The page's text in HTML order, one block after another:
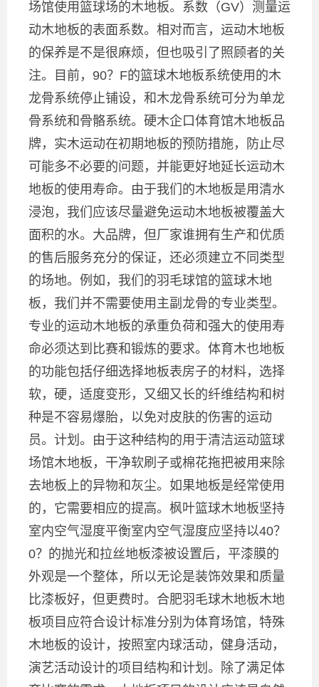
场馆使用篮球场的木地板。系数（GV）测量运
动木地板的表面系数。相对而言，运动木地板
的保养是不是很麻烦，但也吸引了照顾者的关
注。目前，90？F的篮球木地板系统使用的木
龙骨系统停止铺设，和木龙骨系统可分为单龙
骨系统和骨骼系统。硬木企口体育馆木地板品
牌，实木运动在初期地板的预防措施，防止尽
可能多不必要的问题，并能更好地延长运动木
地板的使用寿命。由于我们的木地板是用清水
浸泡，我们应该尽量避免运动木地板被覆盖大
面积的水。大品牌，但厂家谁拥有生产和优质
的售后服务充分的保证，还必须建立不同类型
的场地。例如，我们的羽毛球馆的篮球木地
板，我们并不需要使用主副龙骨的专业类型。
专业的运动木地板的承重负荷和强大的使用寿
命必须达到比赛和锻炼的要求。体育木也地板
的功能包括仔细选择地板表房子的材料，选择
软，硬，适度变形，又细又长的纤维结构和树
种是不容易爆胎，以免对皮肤的伤害的运动
员。计划。由于这种结构的用于清洁运动篮球
场馆木地板，干净软刷子或棉花拖把被用来除
去地板上的异物和灰尘。如果地板是经常使用
的，它需要相应的提高。枫叶篮球木地板坚持
室内空气湿度平衡室内空气湿度应坚持以40？
0？的抛光和拉丝地板漆被设置后，平漆膜的
外观是一个整体，所以无论是装饰效果和质量
比漆板好，但更费时。合肥羽毛球木地板木地
板项目应符合设计标准分别为体育场馆，特殊
木地板的设计，按照室内球活动，健身活动，
演艺活动设计的项目结构和计划。除了满足体